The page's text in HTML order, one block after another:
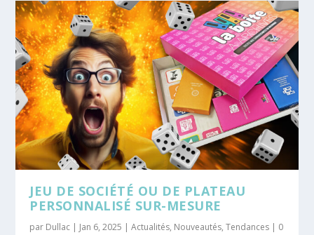
JEU DE SOCIÉTÉ OU DE PLATEAU
PERSONNALISÉ SUR-MESURE
par Dullac | Jan 6, 2025 |Actualités, Nouveautés,Tendances | 0